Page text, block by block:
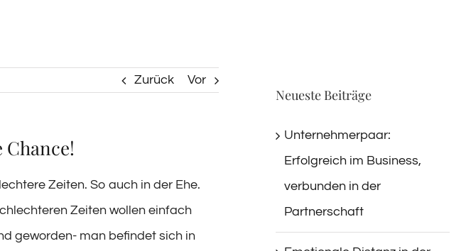
Zurück Vor
Chance!
Zeiten. So auch in der Ehe.
Zeiten wollen einfach
geworden- man befindet sich in
Neueste Beiträge
Unternehmerpaar:
Erfolgreich im Business,
verbunden in der
Partnerschaft